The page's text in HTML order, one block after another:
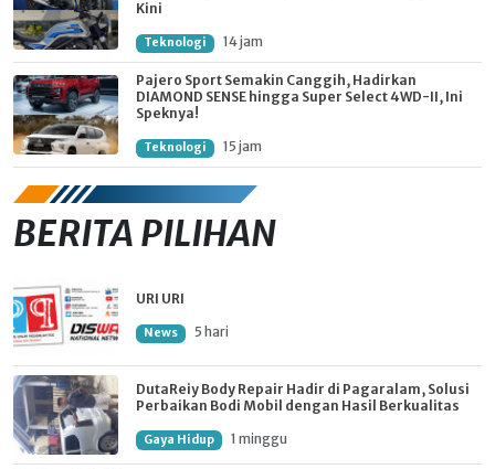
Kini
Teknologi 14 jam
Pajero Sport Semakin Canggih, Hadirkan
DIAMOND SENSE hingga Super Select 4WD-II, Ini
Speknya!
Teknologi 15 jam
BERITA PILIHAN
URI URI
News 5 hari
DutaReiy Body Repair Hadir di Pagaralam, Solusi
Perbaikan Bodi Mobil dengan Hasil Berkualitas
Gaya Hidup 1 minggu